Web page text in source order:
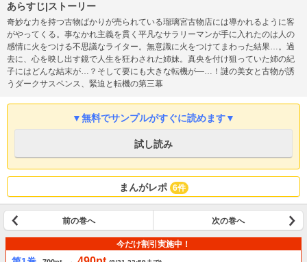
あらすじ|ストーリー
奇妙な力を持つ古物ばかりが売られている瑠璃宮古物店には導かれるように客
がやってくる。事なかれ主義を貫く平凡なサラリーマンが手に入れたのは人の
感情に火をつける不思議なライター。無意識に火をつけてまわった結果…。過
去に、心を映し出す鏡で人生を狂わされた姉妹。真央を付け狙っていた姉の紀
子にはどんな結末が…？そして要にも大きな転機が―…！謎の美女と古物が誘
うダークサスペンス、緊迫と転機の第三幕
▼無料でサンプルがすぐに読めます▼
試し読み
まんがレポ 6件
前の巻へ 次の巻へ
今だけ割引実施中！